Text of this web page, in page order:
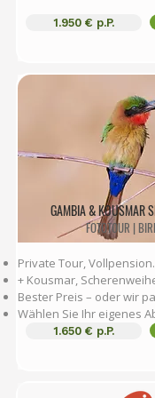
1.950 € p.P.
GAMBIA & KOUSMAR
FOTOTOUR |
Private Tour, Vollpension.
+ Kousmar,
Bester Preis – oder wir
Wählen Sie Ihr eigenes
1.650 € p.P.